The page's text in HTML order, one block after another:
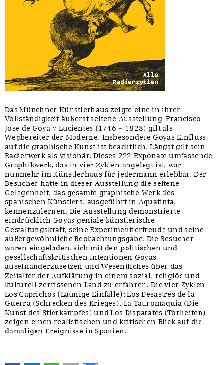
Das Münchner Künstlerhaus zeigte eine in ihrer
Vollständigkeit äußerst seltene Ausstellung. Francisco
José de Goya y Lucientes (1746 – 1828) gilt als
Wegbereiter der Moderne. Insbesondere Goyas Einfluss
auf die graphische Kunst ist beachtlich. Längst gilt sein
Radierwerk als visionär. Dieses 222 Exponate umfassende
Graphikwerk, das in vier Zyklen angelegt ist, war
nunmehr im Künstlerhaus für jedermann erlebbar. Der
Besucher hatte in dieser Ausstellung die seltene
Gelegenheit, das gesamte graphische Werk des
spanischen Künstlers, ausgeführt in Aquatinta,
kennenzulernen. Die Ausstellung demonstrierte
eindrücklich Goyas geniale künstlerische
Gestaltungskraft, seine Experimentierfreude und seine
außergewöhnliche Beobachtungsgabe. Die Besucher
waren eingeladen, sich mit den politischen und
gesellschaftskritischen Intentionen Goyas
auseinanderzusetzen und Wesentliches über das
Zeitalter der Aufklärung in einem sozial, religiös und
kulturell zerrissenen Land zu erfahren. Die vier Zyklen
Los Caprichos (Launige Einfälle); Los Desastres de la
Guerra (Schrecken des Krieges), La Tauromaquia (Die
Kunst des Stierkampfes) und Los Disparates (Torheiten)
zeigen einen realistischen und kritischen Blick auf die
damaligen Ereignisse in Spanien.